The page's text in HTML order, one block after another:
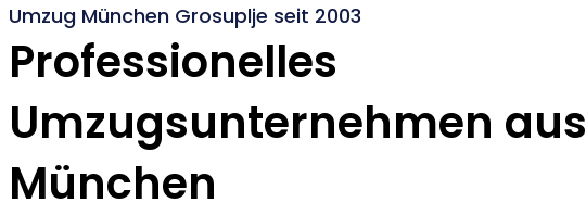
Umzug München Grosuplje seit 2003
Professionelles
Umzugsunternehmen aus
München